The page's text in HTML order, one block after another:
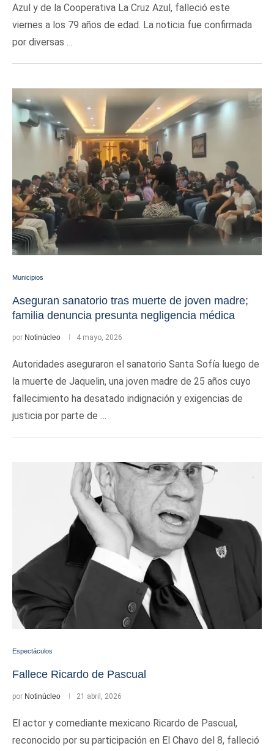
Azul y de la Cooperativa La Cruz Azul, falleció este
viernes a los 79 años de edad. La noticia fue confirmada
por diversas …
Municipios
Aseguran sanatorio tras muerte de joven madre;
familia denuncia presunta negligencia médica
por Notinúcleo 4 mayo, 2026
Autoridades aseguraron el sanatorio Santa Sofía luego de
la muerte de Jaquelin, una joven madre de 25 años cuyo
fallecimiento ha desatado indignación y exigencias de
justicia por parte de …
Espectáculos
Fallece Ricardo de Pascual
por Notinúcleo 21 abril, 2026
El actor y comediante mexicano Ricardo de Pascual,
reconocido por su participación en El Chavo del 8, falleció